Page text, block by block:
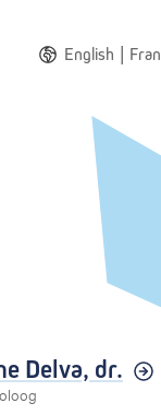
English |
Delva, dr.